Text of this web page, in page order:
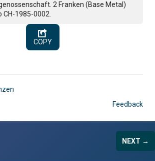
2 Franken (Base Metal)
CH-1985-0002.
COPY
Feedback
NEXT →